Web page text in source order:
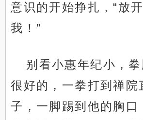
意识的开始挣扎，“放
我！”
别看小惠年纪小，
很好的，一拳打到禅院
子，一脚踢到他的胸口